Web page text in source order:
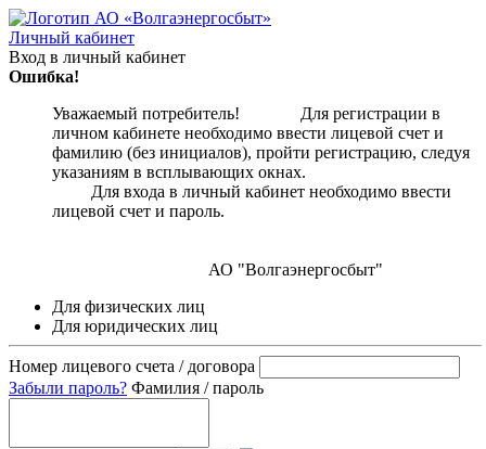
Личный кабинет
Вход в личный кабинет
Ошибка!
Уважаемый потребитель! Для регистрации в
личном кабинете необходимо ввести лицевой счет и
фамилию (без инициалов), пройти регистрацию, следуя
указаниям в всплывающих окнах.
Для входа в личный кабинет необходимо ввести
лицевой счет и пароль.
АО "Волгаэнергосбыт"
Для физических лиц
Для юридических лиц
Номер лицевого счета / договора
Забыли пароль? Фамилия / пароль